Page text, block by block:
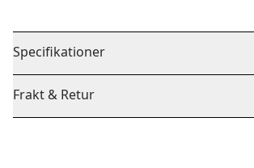
Specifikationer
Frakt & Retur